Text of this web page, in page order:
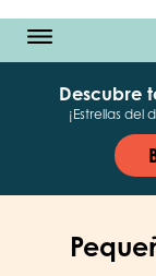
Descubre
¡Estrellas